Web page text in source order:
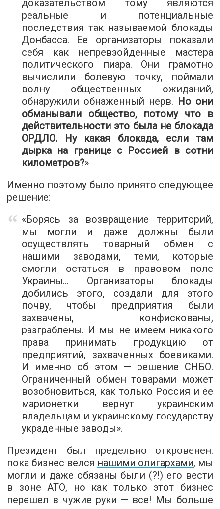
доказательством тому являются
реальные и потенциальные
последствия так называемой блокады
Донбасса. Ее организаторы показали
себя как непревзойденные мастера
политического пиара. Они грамотно
вычислили болевую точку, поймали
волну общественных ожиданий,
обнаружили обнаженный нерв. Но они
обманывали общество, потому что в
действительности это была не блокада
ОРДЛО. Ну какая блокада, если там
дырка на границе с Россией в сотни
километров?»
Именно поэтому было принято следующее
решение:
«Борясь за возвращение территорий,
мы могли и даже должны были
осуществлять товарный обмен с
нашими заводами, теми, которые
смогли остаться в правовом поле
Украины... Организаторы блокады
добились этого, создали для этого
почву, чтобы предприятия были
захвачены, конфискованы,
разграблены. И мы не имеем никакого
права принимать продукцию от
предприятий, захваченных боевиками.
И именно об этом — решение СНБО.
Ограниченный обмен товарами может
возобновиться, как только Россия и ее
марионетки вернут украинским
владельцам и украинскому государству
украденные заводы».
Президент был предельно откровенен:
пока бизнес велся нашими олигархами, мы
могли и даже обязаны были (?!) его вести
в зоне АТО, но как только этот бизнес
перешел в чужие руки — все! Мы больше